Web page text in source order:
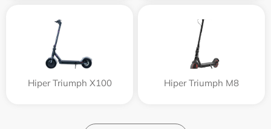
Hiper Triumph X100 Hiper Triumph M8